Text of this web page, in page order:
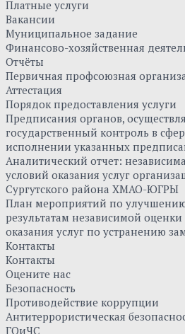
Платные услуги
Вакансии
Муниципальное задание
Финансово-хозяйственная
Отчёты
Первичная профсоюзная
Аттестация
Порядок предоставления услуги
Предписания органов,
государственный контроль в
исполнении указанных
Аналитический отчет:
условий оказания услуг
Сургутского района ХМАО-ЮГРЫ
План мероприятий по улучшению
результатам независимой оценки
оказания услуг по устранению
Контакты
Контакты
Оцените нас
Безопасность
Противодействие коррупции
Антитеррористическая
ГОиЧС